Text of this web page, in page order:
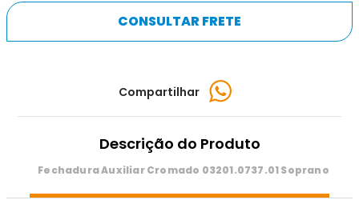
CONSULTAR FRETE
Compartilhar
Descrição do Produto
Fechadura Auxiliar Cromado 03201.0737.01 Soprano